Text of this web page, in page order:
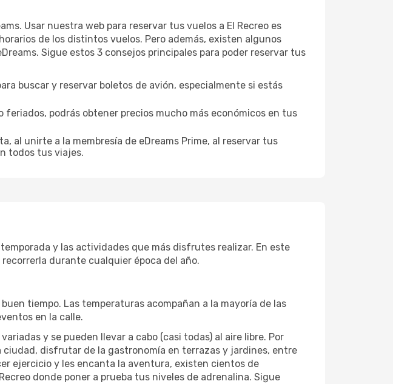
Usar nuestra web para reservar tus vuelos a El Recreo es
de los distintos vuelos. Pero además, existen algunos
Sigue estos 3 consejos principales para poder reservar tus
buscar y reservar boletos de avión, especialmente si estás
feriados, podrás obtener precios mucho más económicos en tus
al unirte a la membresía de eDreams Prime, al reservar tus
todos tus viajes.
y las actividades que más disfrutes realizar. En este
durante cualquier época del año.
tiempo. Las temperaturas acompañan a la mayoría de las
en la calle.
y se pueden llevar a cabo (casi todas) al aire libre. Por
disfrutar de la gastronomía en terrazas y jardines, entre
ejercicio y les encanta la aventura, existen cientos de
donde poner a prueba tus niveles de adrenalina. Sigue